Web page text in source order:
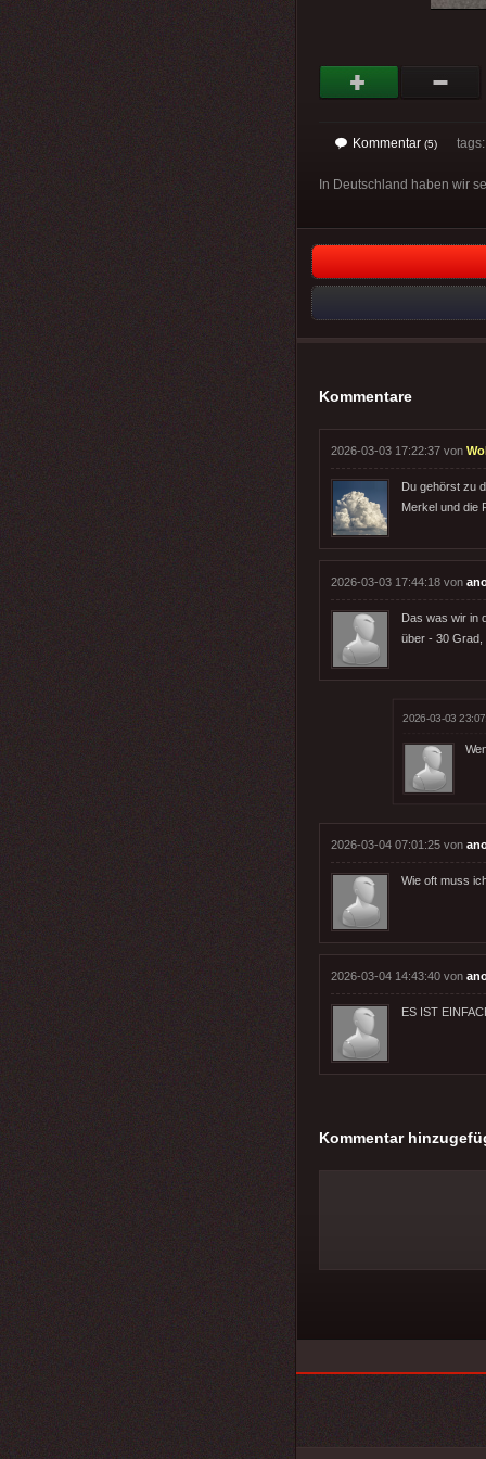
Kommentar (5)
In Deutschland haben wir
Kommentare
2026-03-03 17:22:37 von
Du gehörst zu
Merkel und die
2026-03-03 17:44:18 von
Das was wir in
über - 30 Grad,
2026-03-03
2026-03-04 07:01:25 von
Wie oft muss
2026-03-04 14:43:40 von
ES IST
Kommentar